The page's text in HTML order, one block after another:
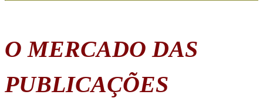
O MERCADO DAS
PUBLICAÇÕES